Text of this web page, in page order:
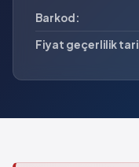
Barkod:
Fiyat geçerlilik